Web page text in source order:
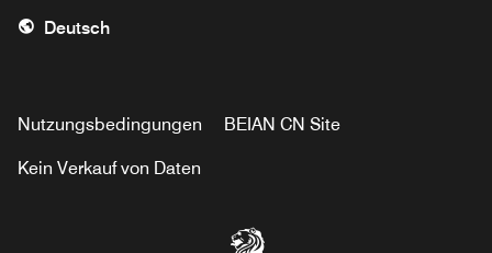
Deutsch
Nutzungsbedingungen BEIAN CN Site
Kein Verkauf von Daten